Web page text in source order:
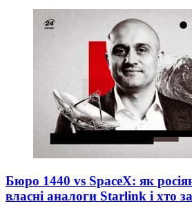
Бюро 1440 vs SpaceX: як
власні аналоги Starlink і хто